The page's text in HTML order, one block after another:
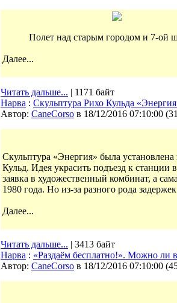
Полет над старым городом и 7-ой
Далее...
Читать дальше... | 1171 байт
Нарва : Cкульптура Рихо Кульда
Автор: CaneCorso в 18/12/2016 07:10:00 (
Скульптура «Энергия» была
Кульд. Идея украсить подъезд к станции
заявка в художественный комбинат, а
1980 года. Но из-за разного рода
Далее...
Читать дальше... | 3413 байт
Нарва : «Раздаём бесплатно!». Можно ли
Автор: CaneCorso в 18/12/2016 07:10:00 (